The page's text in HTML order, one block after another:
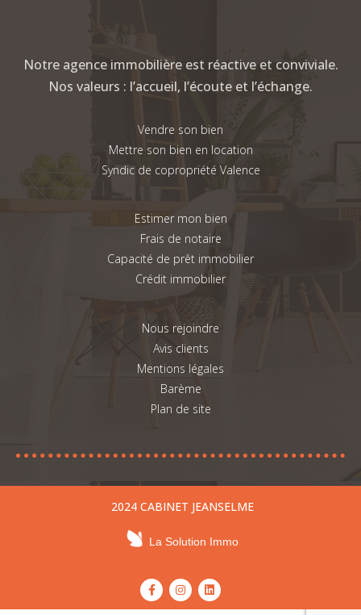
Notre agence immobilière est réactive et conviviale.
Nos valeurs : l’accueil, l’écoute et l’échange.
Vendre son bien
Mettre son bien en location
Syndic de copropriété Valence
Estimer mon bien
Frais de notaire
Capacité de prêt immobilier
Crédit immobilier
Nous rejoindre
Avis clients
Mentions légales
Barème
Plan de site
2024 CABINET JEANSELME
La Solution Immo